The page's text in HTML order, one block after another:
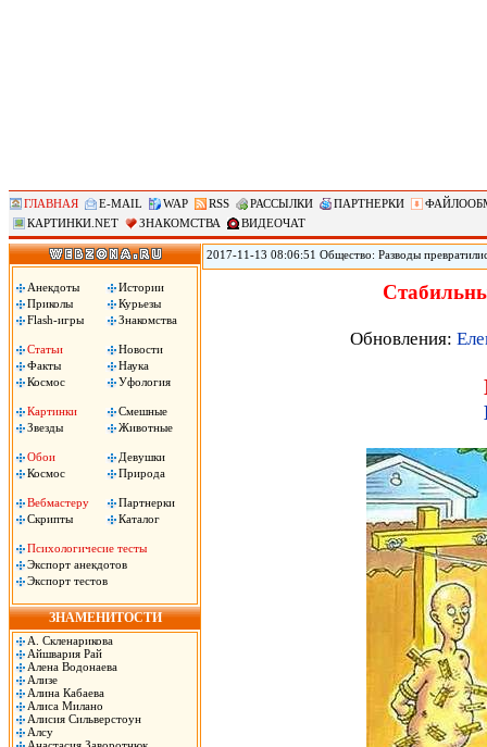
ГЛАВНАЯ E-MAIL WAP RSS РАССЫЛКИ ПАРТНЕРКИ
КАРТИНКИ.NET
ЗНАКОМСТВА ВИДЕОЧАТ
Анекдоты
Истории
Приколы
Курьезы
Flash-игры
Знакомства
Статьи
Новости
Факты
Наука
Космос
Уфология
Картинки
Смешные
Звезды
Животные
Обои
Девушки
Космос
Природа
Вебмастеру
Партнерки
Скрипты
Каталог
Психологичесие тесты
Экспорт анекдотов
Экспорт тестов
ЗНАМЕНИТОСТИ
А. Скленарикова
Айшвария Рай
Алена Водонаева
Ализе
Алина Кабаева
Алиса Милано
Алисия Сильверстоун
Алсу
2017-11-13 08:06:51 Общество: Разводы
мировое лидерство по такому показателю, как
необходимо определиться с вектором его развития.
Обновления: